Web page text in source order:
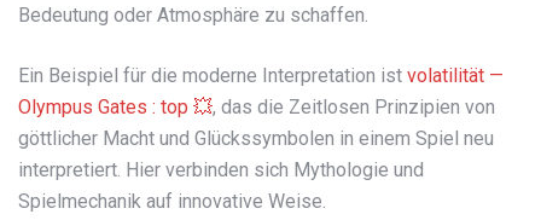
Bedeutung oder Atmosphäre zu schaffen.
Ein Beispiel für die moderne Interpretation ist volatilität —
Olympus Gates : top 💥, das die Zeitlosen Prinzipien von
göttlicher Macht und Glückssymbolen in einem Spiel neu
interpretiert. Hier verbinden sich Mythologie und
Spielmechanik auf innovative Weise.